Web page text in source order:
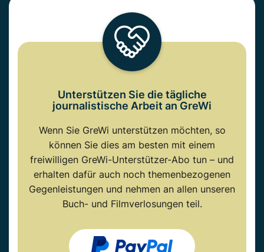
Unterstützen Sie die tägliche
journalistische Arbeit an GreWi
Wenn Sie GreWi unterstützen möchten, so
können Sie dies am besten mit einem
freiwilligen GreWi-Unterstützer-Abo tun – und
erhalten dafür auch noch themenbezogenen
Gegenleistungen und nehmen an allen unseren
Buch- und Filmverlosungen teil.